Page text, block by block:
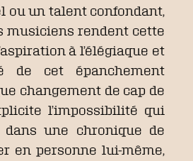
ou un talent confondant,
musiciens rendent cette
à l’élégiaque et
de cet épanchement
changement de cap de
l’impossibilité qui
une chronique de
en personne lui-même,